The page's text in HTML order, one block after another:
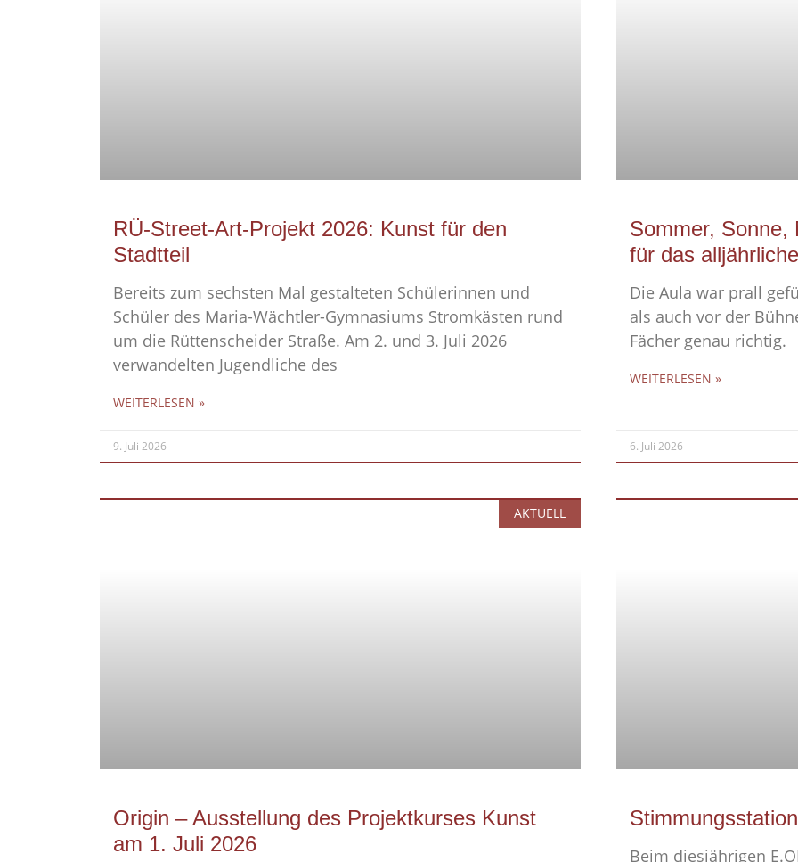
RÜ-Street-Art-Projekt 2026: Kunst für den
Stadtteil
Bereits zum sechsten Mal gestalteten Schülerinnen und
Schüler des Maria-Wächtler-Gymnasiums Stromkästen rund
um die Rüttenscheider Straße. Am 2. und 3. Juli 2026
verwandelten Jugendliche des
WEITERLESEN »
9. Juli 2026
Sommer, Sonne,
für das
Die Aula war prall
als auch vor der
Fächer genau richtig.
WEITERLESEN »
6. Juli 2026
AKTUELL
Origin – Ausstellung des Projektkurses Kunst
am 1. Juli 2026
Beim diesjährigen